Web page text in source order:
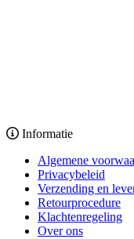
Informatie
Algemene
Privacybeleid
Verzending en
Retourprocedure
Klachtenregeling
Over ons